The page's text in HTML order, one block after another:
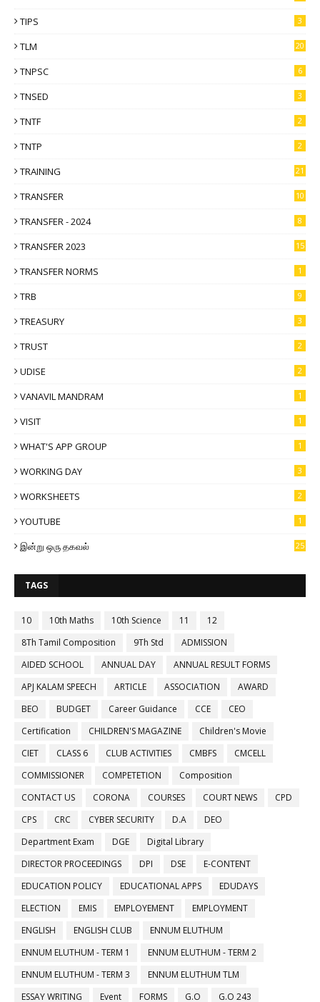
TIPS 3
TLM 20
TNPSC 6
TNSED 3
TNTF 2
TNTP 2
TRAINING 21
TRANSFER 10
TRANSFER - 2024 8
TRANSFER 2023 15
TRANSFER NORMS 1
TRB 9
TREASURY 3
TRUST 2
UDISE 2
VANAVIL MANDRAM 1
VISIT 1
WHAT'S APP GROUP 1
WORKING DAY 3
WORKSHEETS 2
YOUTUBE 1
இன்று ஒரு தகவல் 25
TAGS
10 10th Maths 10th Science 11
12
8Th Tamil Composition
9Th Std
ADMISSION
AIDED SCHOOL
ANNUAL DAY
ANNUAL RESULT FORMS
APJ KALAM SPEECH
ARTICLE ASSOCIATION
AWARD
BEO
BUDGET Career Guidance CCE
CEO
Certification
CHILDREN'S MAGAZINE
Children's Movie
CIET
CLASS 6 CLUB ACTIVITIES CMBFS
CMCELL
COMMISSIONER
COMPETETION
Composition
CONTACT US
CORONA COURSES COURT NEWS
CPD
CPS
CRC CYBER SECURITY D.A
DEO
Department Exam
DGE
Digital Library
DIRECTOR PROCEEDINGS
DPI DSE
E-CONTENT
EDUCATION POLICY
EDUCATIONAL APPS
EDUDAYS
ELECTION
EMIS EMPLOYEMENT
EMPLOYMENT
ENGLISH
ENGLISH CLUB
ENNUM ELUTHUM
ENNUM ELUTHUM - TERM 1
ENNUM ELUTHUM - TERM 2
ENNUM ELUTHUM - TERM 3
ENNUM ELUTHUM TLM
ESSAY WRITING
Event FORMS G.O
G.O 243